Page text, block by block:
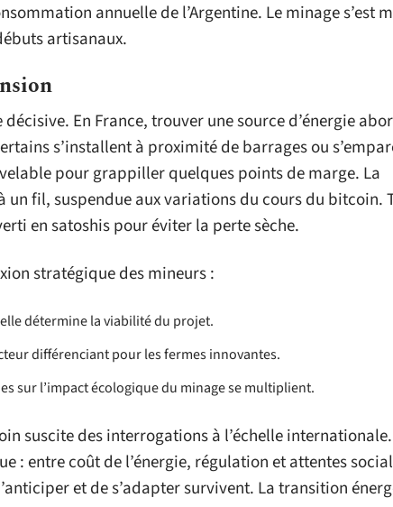
annuelle de l’Argentine. Le minage s’est
artisanaux.
En France, trouver une source d’énergie
s’installent à proximité de barrages ou
pour grappiller quelques points de marge. La
un fil, suspendue aux variations du cours du bitcoin.
en satoshis pour éviter la perte sèche.
stratégique des mineurs :
détermine la viabilité du projet.
différenciant pour les fermes innovantes.
sur l’impact écologique du minage se multiplient.
suscite des interrogations à l’échelle
: entre coût de l’énergie, régulation et attentes
et de s’adapter survivent. La transition